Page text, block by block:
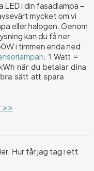
i din fasadlampa –
mycket om vi
eller halogen. Genom
kan du få ner
i timmen enda ned
. 1 Watt =
när du betalar dina
sätt att spara
>>
Hur får jag tag i ett